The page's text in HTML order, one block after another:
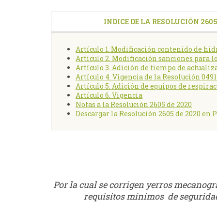
INDICE DE LA RESOLUCIÓN
Artículo 1. Modificación contenido de
Artículo 2. Modificación sanciones para
Artículo 3. Adición de tiempo de
Artículo 4. Vigencia de la Resolución 0491
Artículo 5. Adición de equipos de
Artículo 6. Vigencia
Notas a la Resolución 2605 de 2020
Descargar la Resolución 2605 de 2020 en
Por la cual se corrigen yerros
requisitos mínimos de